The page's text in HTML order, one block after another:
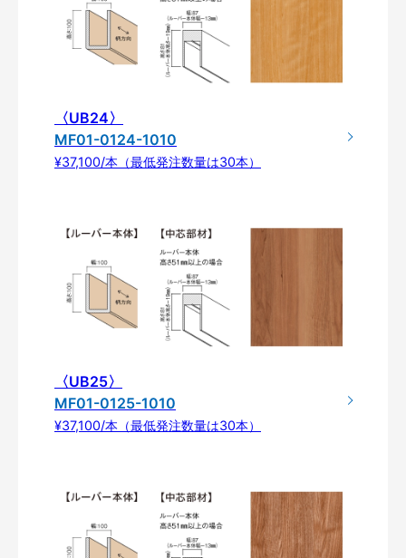
〈UB24〉
MF01-0124-1010
¥37,100/本（最低発注数量は30本）
〈UB25〉
MF01-0125-1010
¥37,100/本（最低発注数量は30本）